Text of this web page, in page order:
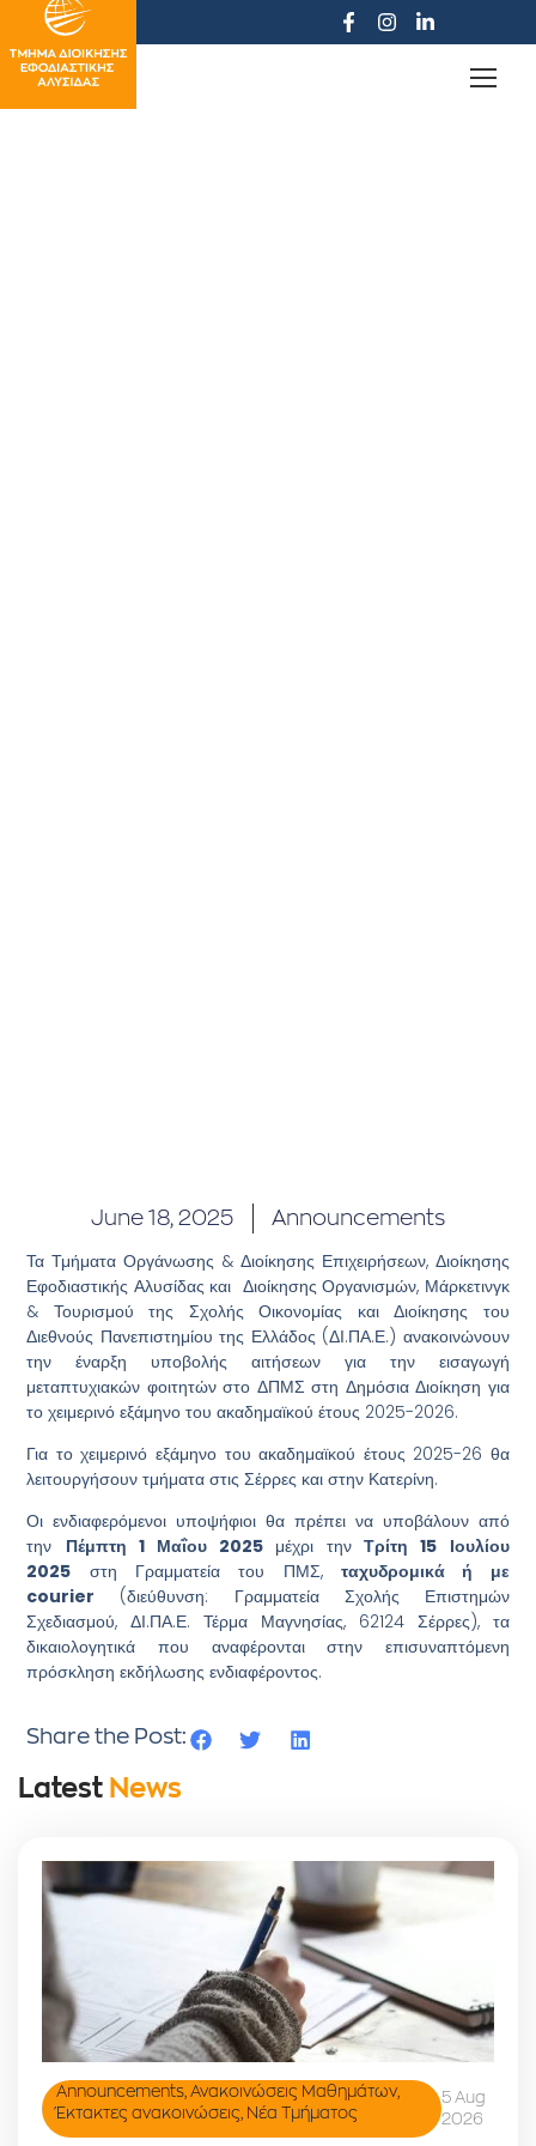
June 18, 2025 Announcements
Τα Τμήματα Οργάνωσης & Διοίκησης Επιχειρήσεων, Διοίκησης
Εφοδιαστικής Αλυσίδας και Διοίκησης Οργανισμών, Μάρκετινγκ
& Τουρισμού της Σχολής Οικονομίας και Διοίκησης του
Διεθνούς Πανεπιστημίου της Ελλάδος (ΔΙ.ΠΑ.Ε.) ανακοινώνουν
την έναρξη υποβολής αιτήσεων για την εισαγωγή
μεταπτυχιακών φοιτητών στο ΔΠΜΣ στη Δημόσια Διοίκηση για
το χειμερινό εξάμηνο του ακαδημαϊκού έτους 2025-2026.
Για το χειμερινό εξάμηνο του ακαδημαϊκού έτους 2025-26 θα
λειτουργήσουν τμήματα στις Σέρρες και στην Κατερίνη.
Οι ενδιαφερόμενοι υποψήφιοι θα πρέπει να υποβάλουν από
την Πέμπτη 1 Μαΐου 2025 μέχρι την Τρίτη 15 Ιουλίου
2025 στη Γραμματεία του ΠΜΣ, ταχυδρομικά ή με
courier (διεύθυνση: Γραμματεία Σχολής Επιστημών
Σχεδιασμού, ΔΙ.ΠΑ.Ε. Τέρμα Μαγνησίας, 62124 Σέρρες), τα
δικαιολογητικά που αναφέρονται στην επισυναπτόμενη
πρόσκληση εκδήλωσης ενδιαφέροντος.
Share the Post:
Latest News
Announcements Ανακοινώσεις Μαθημάτων,
Έκτακτες ανακοινώσεις
Νέα Τμήματος
5 Aug
2026